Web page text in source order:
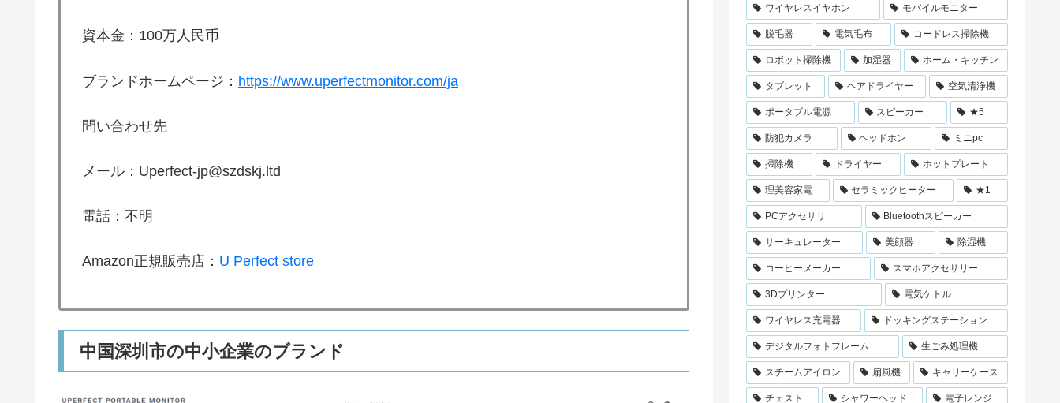
資本金： 100万人民币
ブランドホームページ： https://www.uperfectmonitor.com/ja
問い合わせ先
メール：Uperfect-jp@szdskj.ltd
電話：不明
Amazon正規販売店： U Perfect store
中国深圳市の中小企業のブランド
ワイヤレスイヤホン モバイルモニター
脱毛器 電気毛布 コードレス掃除機
ロボット掃除機 加湿器 ホーム・キッチン
タブレット ヘアドライヤー 空気清浄機
ポータブル電源 スピーカー ★5
防犯カメラ ヘッドホン ミニpc
掃除機 ドライヤー ホットプレート
理美容家電 セラミックヒーター ★1
PCアクセサリ Bluetoothスピーカー
サーキュレーター 美顔器 除湿機
コーヒーメーカー スマホアクセサリー
3Dプリンター 電気ケトル
ワイヤレス充電器 ドッキングステーション
デジタルフォトフレーム 生ごみ処理機
スチームアイロン 扇風機 キャリーケース
チェスト シャワーヘッド 電子レンジ